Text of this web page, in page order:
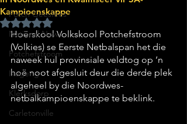
Potch Geesfees
National News
Potchefstroom
Ikageng
Klerksdorp
Carletonville
Kampioenskappe
Rated NaN out of 5 stars.
Hoërskool Volkskool Potchefstroom
(Volkies) se Eerste Netbalspan het die
naweek hul provinsiale veldtog op ’n
hoë noot afgesluit deur die derde plek
algeheel by die Noordwes-
netbalkampioenskappe te beklink.